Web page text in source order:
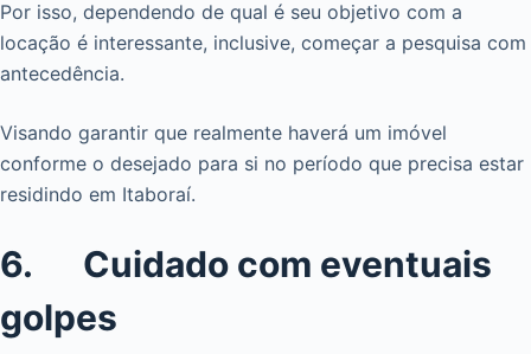
Por isso, dependendo de qual é seu objetivo com a
locação é interessante, inclusive, começar a pesquisa com
antecedência.
Visando garantir que realmente haverá um imóvel
conforme o desejado para si no período que precisa estar
residindo em Itaboraí.
6. Cuidado com eventuais
golpes